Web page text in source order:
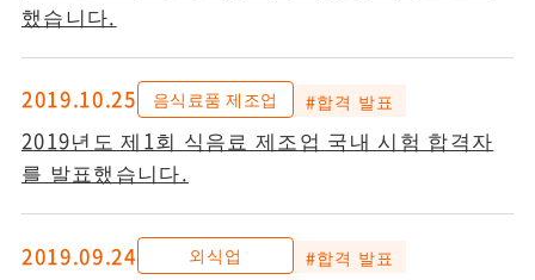
했습니다.
2019.10.25 음식료품 제조업 #합격 발표
2019년도 제1회 식음료 제조업 국내 시험 합격자
를 발표했습니다.
2019.09.24 외식업 #합격 발표